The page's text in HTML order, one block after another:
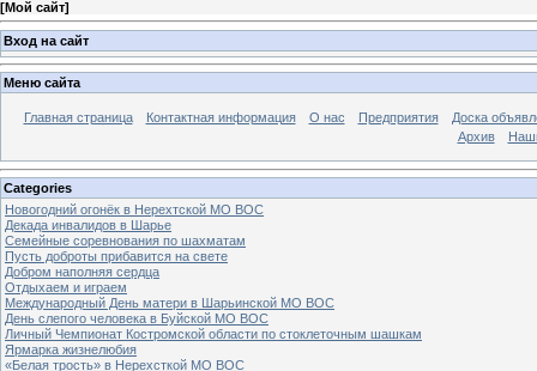
[Мой сайт]
Вход на сайт
Меню сайта
Главная страница Контактная информация О нас Предприятия
Доска
Архив
Categories
Новогодний огонёк в Нерехтской МО ВОС
Декада инвалидов в Шарье
Семейные соревнования по шахматам
Пусть доброты прибавится на свете
Добром наполняя сердца
Отдыхаем и играем
Международный День матери в Шарьинской МО ВОС
День слепого человека в Буйской МО ВОС
Личный Чемпионат Костромской области по стоклеточным шашкам
Ярмарка жизнелюбия
«Белая трость» в Нерехсткой МО ВОС